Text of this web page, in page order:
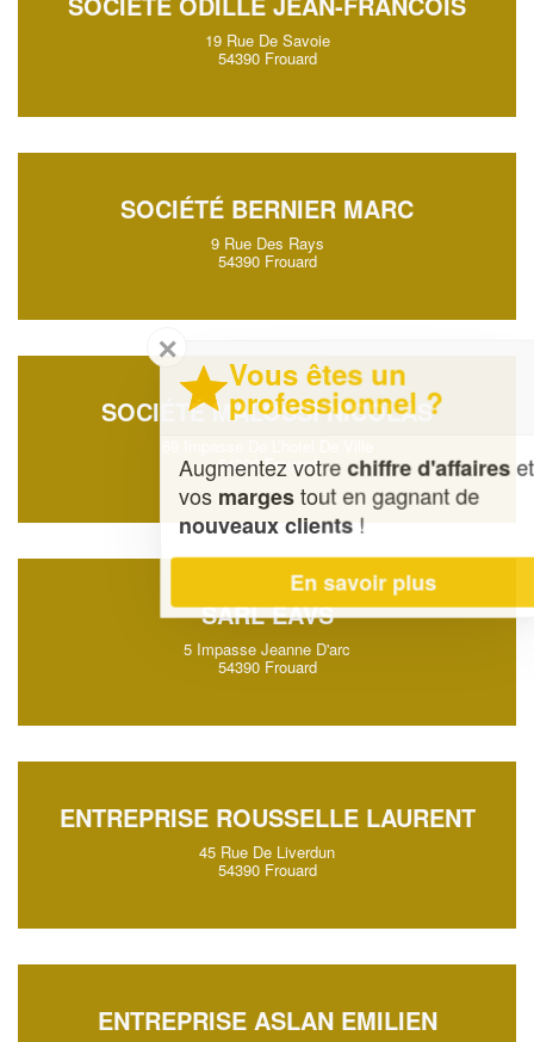
19 Rue De Savoie
54390 Frouard
SOCIÉTÉ BERNIER MARC
9 Rue Des Rays
54390 Frouard
SOCIÉTÉ MALOSSI NICOLAS
54390 Frouard
SARL EAVS
5 Impasse Jeanne D'arc
54390 Frouard
ENTREPRISE ROUSSELLE LAURENT
45 Rue De Liverdun
54390 Frouard
ENTREPRISE ASLAN EMILIEN
✕
Vous êtes un
professionnel ?
Augmentez votrechiffre d'affaireset
vosmargestout en gagnant de
nouveaux clients!
En savoir plus